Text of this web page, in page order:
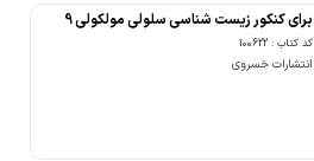
برای کنکور زیست شناسی سلولی مولکولی 9
کد کتاب : 100622
انتشارات خسروی